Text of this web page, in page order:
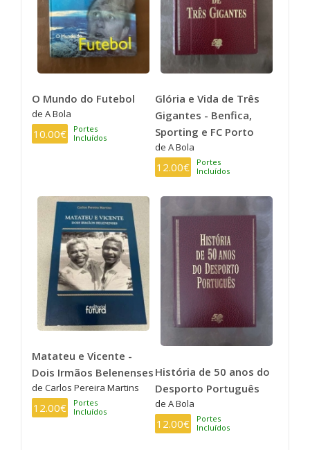
O Mundo do Futebol
de A Bola
10.00€
Portes
Incluídos
Glória e Vida de Três
Gigantes - Benfica,
Sporting e FC Porto
de A Bola
12.00€
Portes
Incluídos
Matateu e Vicente -
Dois Irmãos Belenenses
de Carlos Pereira Martins
12.00€
Portes
Incluídos
História de 50 anos do
Desporto Português
de A Bola
12.00€
Portes
Incluídos